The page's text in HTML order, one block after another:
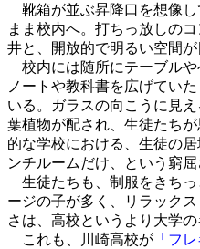
靴箱が並ぶ昇降口を想像
まま校内へ。打ちっ放しの
井と、開放的で明るい空間が
校内には随所にテーブル
ノートや教科書を広げてい
いる。ガラスの向こうに見
葉植物が配され、生徒たち
的な学校における、生徒の
ンチルームだけ、という窮
生徒たちも、制服をきちっ
ージの子が多く、リラック
さは、高校というより大学の
これも、川崎高校が 「フ